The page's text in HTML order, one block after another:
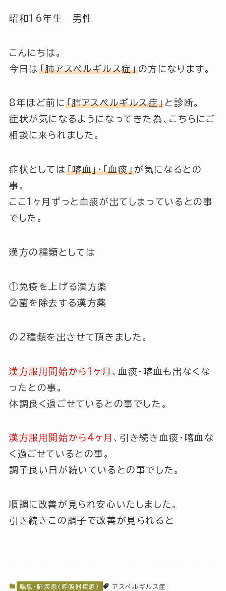
昭和16年生 男性
こんにちは。
今日は 「肺アスペルギルス症」の方になります。
8年ほど前に 「肺アスペルギルス症」 と診断。
症状が気になるようになってきた為、こちらにご
相談に来られました。
症状としては 「喀血」・「血痰」が気になるとの
事。
ここ1ヶ月ずっと血痰が出てしまっているとの事
でした。
漢方の種類としては
①免疫を上げる漢方薬
②菌を除去する漢方薬
の2種類を出させて頂きました。
漢方服用開始から1ヶ月 、血痰・喀血も出なくな
ったとの事。
体調良く過ごせているとの事でした。
漢方服用開始から4ヶ月 、引き続き血痰・喀血な
く過ごせているとの事。
調子良い日が続いているとの事でした。
順調に改善が見られ安心いたしました。
引き続きこの調子で改善が見られると
喘息・肺疾患(呼吸器疾患) アスペルギルス症